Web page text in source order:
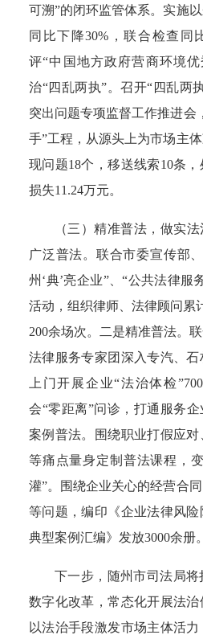
可溯”的闭环监管体系。实施
同比下降30%，联合检查同
评“中国地方政府营商环境优
治“四乱两执”。 召开“四乱两
突出问题专项监督工作推进会
手”工程，从源头上为市场主
现问题18个，移送线索10条，
损失11.24万元。
（三）精准普法，做实法
广泛普法。 联合市委宣传部
州 ‘典’亮企业”、“公共法律服
活动，组织律师、法律顾问累
200余场次。
二是精准普法。
法律服务专家团深入专汽、石
上门开展企业“法治体检
会“零距离”问诊，打通服务企
案例普法。
围绕职业打假应
等痛点量身定制普法课程，
灌”。
围绕企业关心的经营合
等问题，编印《企业法律风
典型案例汇编》发放3000余册。
下一步， 随州市司法局将
数字化改革，常态化开展法治
以法治手段激发市场主体活